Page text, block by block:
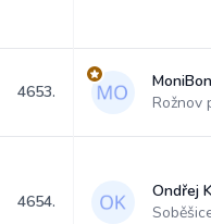
4653.
Rožnov
4654.
Ondřej